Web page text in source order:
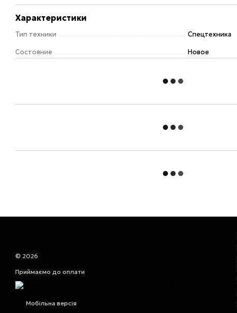
Характеристики
Тип техники Спецтехника
Состояние Новое
© 2026
Приймаємо до оплати
Мобільна версія